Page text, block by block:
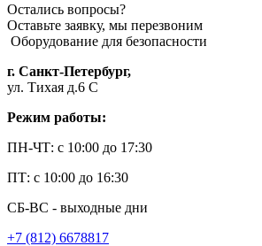
Остались вопросы?
Оставьте заявку, мы перезвоним
Оборудование для безопасности
г. Санкт-Петербург,
ул. Тихая д.6 С
Режим работы:
ПН-ЧТ: с 10:00 до 17:30
ПТ: с 10:00 до 16:30
СБ-ВС - выходные дни
+7 (812) 6678817